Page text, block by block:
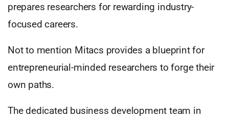
prepares researchers for rewarding industry-
focused careers.
Not to mention Mitacs provides a blueprint for
entrepreneurial-minded researchers to forge their
own paths.
The dedicated business development team in